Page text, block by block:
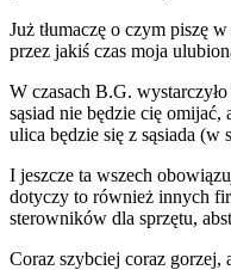
Już tłumaczę o czym piszę
przez jakiś czas moja
W czasach B.G.
sąsiad nie będzie cię omijać,
ulica będzie się z sąsiada (w
I jeszcze ta wszech
dotyczy to również innych
sterowników dla sprzętu,
Coraz szybciej coraz gorzej,